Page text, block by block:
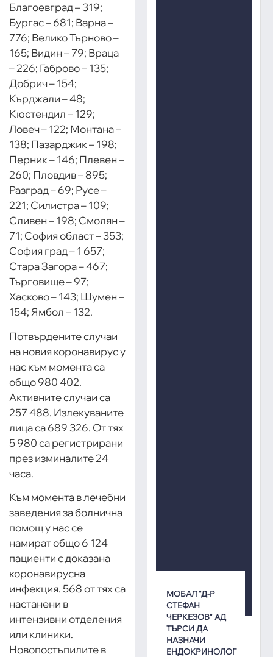
Благоевград – 319;
Бургас – 681; Варна –
776; Велико Търново –
165; Видин – 79; Враца
– 226; Габрово – 135;
Добрич – 154;
Кърджали – 48;
Кюстендил – 129;
Ловеч – 122; Монтана –
138; Пазарджик – 198;
Перник – 146; Плевен –
260; Пловдив – 895;
Разград – 69; Русе –
221; Силистра – 109;
Сливен – 198; Смолян –
71; София област – 353;
София град – 1 657;
Стара Загора – 467;
Търговище – 97;
Хасково – 143; Шумен –
154; Ямбол – 132.
Потвърдените случаи
на новия коронавирус у
нас към момента са
общо 980 402.
Активните случаи са
257 488. Излекуваните
лица са 689 326. От тях
5 980 са регистрирани
през изминалите 24
часа.
Към момента в лечебни
заведения за болнична
помощ у нас се
намират общо 6 124
пациенти с доказана
коронавирусна
инфекция. 568 от тях са
настанени в
интензивни отделения
или клиники.
Новопостъпилите в
МОБАЛ "Д-Р
СТЕФАН
ЧЕРКЕЗОВ" АД
ТЪРСИ ДА
НАЗНАЧИ
ЕНДОКРИНОЛОГ